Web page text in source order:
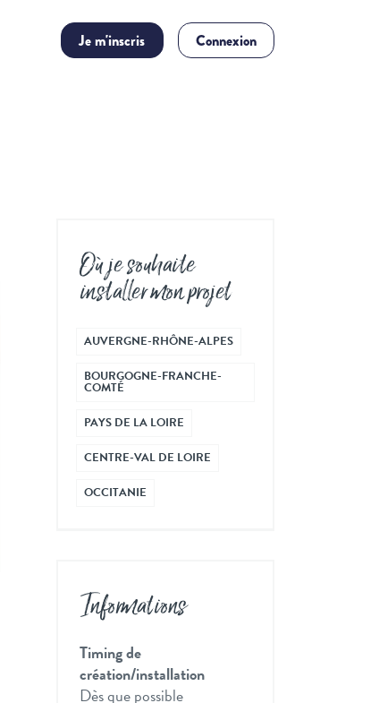
Je m'inscris Connexion
Où je souhaite
installer mon projet
AUVERGNE-RHÔNE-ALPES
BOURGOGNE-FRANCHE-
COMTÉ
PAYS DE LA LOIRE
CENTRE-VAL DE LOIRE
OCCITANIE
Informations
Timing de
création/installation
Dès que possible